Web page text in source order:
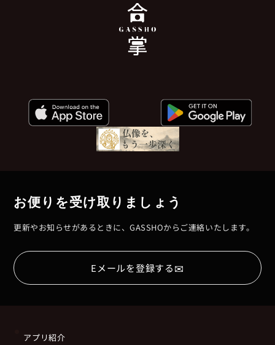
お便りを受け取りましょう
更新やお知らせがあるときに、GASSHOからご連絡いたします。
Eメールを登録する✉
アプリ紹介